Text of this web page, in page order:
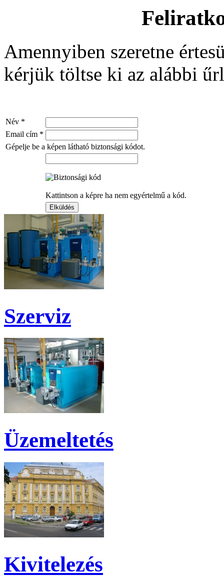
Amennyiben szeretne
kérjük töltse ki az alábbi
Név *
Email cím *
Gépelje be a képen látható biztonsági kódot.
Kattintson a képre ha nem egyértelmű a kód.
Szerviz
Üzemeltetés
Kivitelezés